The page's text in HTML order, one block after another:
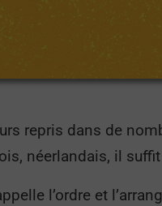
repris dans de
néerlandais, il
l’ordre et